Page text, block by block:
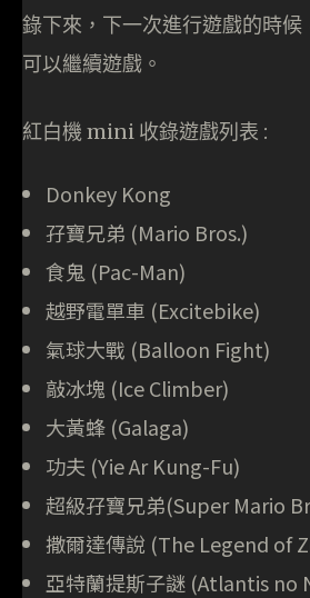
錄下來，下一次進行遊戲的時
可以繼續遊戲。
紅白機 mini 收錄遊戲列表 :
Donkey Kong
孖寶兄弟 (Mario Bros.)
食鬼 (Pac-Man)
越野電單車 (Excitebike)
氣球大戰 (Balloon Fight)
敲冰塊 (Ice Climber)
大黃蜂 (Galaga)
功夫 (Yie Ar Kung-Fu)
超級孖寶兄弟(Super Mario
撒爾達傳說 (The Legend of
亞特蘭提斯子謎 (Atlantis no